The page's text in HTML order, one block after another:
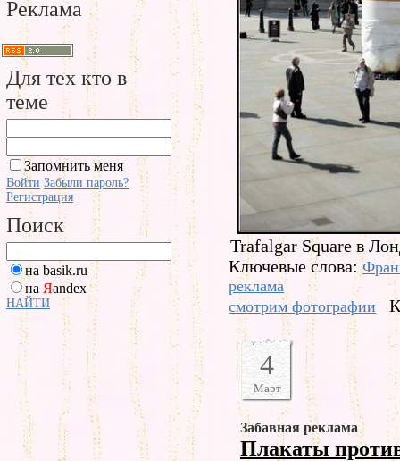
Реклама
Для тех кто в
теме
Запомнить меня
Войти Забыли пароль?
Регистрация
Поиск
на basik.ru
на Яandex
НАЙТИ
Trafalgar Square в
Ключевые слова:
реклама
смотрим фотографии
4
Март
Забавная реклама
Плакаты